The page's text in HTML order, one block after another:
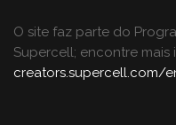
O site faz parte do
Supercell; encontre mais
creators.supercell.com/